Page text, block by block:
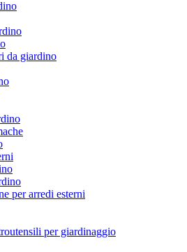
da giardino
per arredi esterni
per giardinaggio